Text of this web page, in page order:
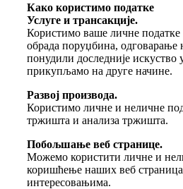
Како користимо податке
Услуге и трансакције.
Користимо ваше личне податке
обрада поруџбина,
понудили доследније
прикупљамо на друге начине.
Развој производа.
Користимо личне и неличне
тржишта и анализа тржишта.
Побољшање веб странице.
Можемо користити личне и
коришћење наших веб
интересовањима.